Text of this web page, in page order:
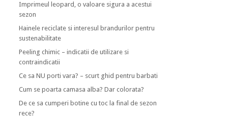
Imprimeul leopard, o valoare sigura a acestui
sezon
Hainele reciclate si interesul brandurilor pentru
sustenabilitate
Peeling chimic – indicatii de utilizare si
contraindicatii
Ce sa NU porti vara? – scurt ghid pentru barbati
Cum se poarta camasa alba? Dar colorata?
De ce sa cumperi botine cu toc la final de sezon
rece?